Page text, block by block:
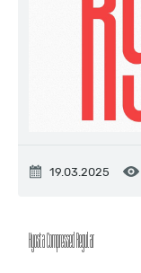
19.03.2025